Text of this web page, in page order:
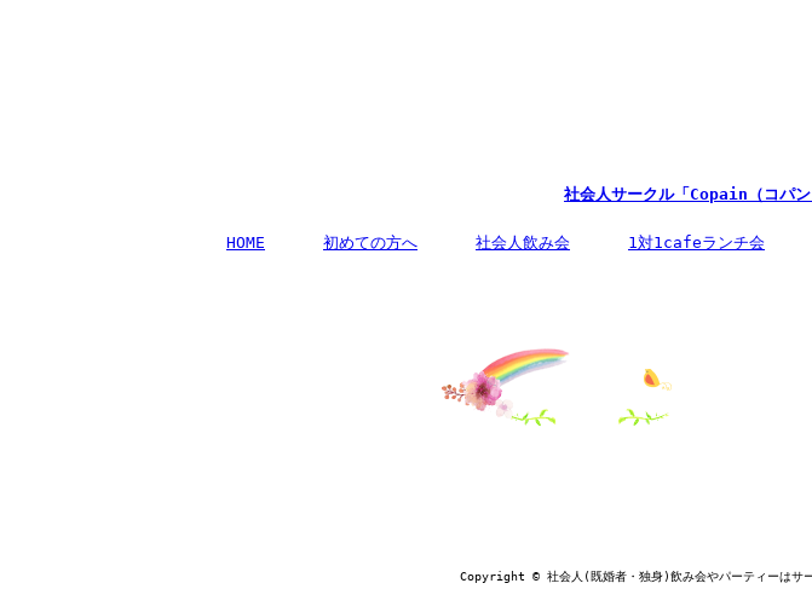
社会人サークル「Copain（コパン
HOME 初めての方へ 社会人飲み会 1対1cafeランチ会
Copyright © 社会人(既婚者・独身)飲み会やパーティーは